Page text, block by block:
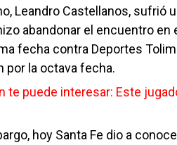
Leandro Castellanos, sufrió
abandonar el encuentro
fecha contra Deportes
por la octava fecha.
te puede interesar: Este
hoy Santa Fe dio a